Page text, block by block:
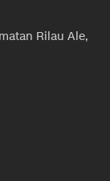
Rilau Ale,